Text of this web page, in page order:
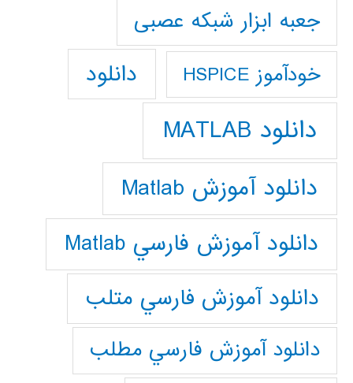
جعبه ابزار شبکه عصبی
خودآموز HSPICE دانلود
دانلود MATLAB
دانلود آموزش Matlab
دانلود آموزش فارسي Matlab
دانلود آموزش فارسي متلب
دانلود آموزش فارسي مطلب